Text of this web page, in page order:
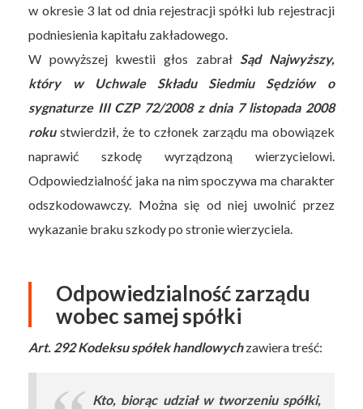
w okresie 3 lat od dnia rejestracji spółki lub rejestracji
podniesienia kapitału zakładowego.
W powyższej kwestii głos zabrałSąd Najwyższy,
który w Uchwale Składu Siedmiu Sędziów o
sygnaturze III CZP 72/2008 z dnia 7 listopada 2008
rokustwierdził, że to członek zarządu ma obowiązek
naprawić szkodę wyrządzoną wierzycielowi.
Odpowiedzialność jaka na nim spoczywa ma charakter
odszkodowawczy. Można się od niej uwolnić przez
wykazanie braku szkody po stronie wierzyciela.
Odpowiedzialność zarządu
wobec samej spółki
Art. 292 Kodeksu spółek handlowychzawiera treść:
Kto, biorąc udział w tworzeniu spółki,